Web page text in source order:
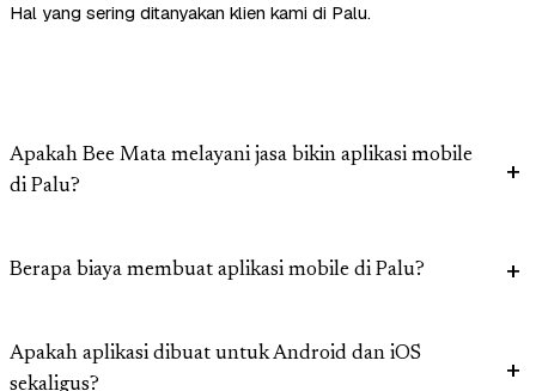
Hal yang sering ditanyakan klien kami di Palu.
Apakah Bee Mata melayani jasa bikin aplikasi mobile
di Palu?
Berapa biaya membuat aplikasi mobile di Palu?
Apakah aplikasi dibuat untuk Android dan iOS
sekaligus?